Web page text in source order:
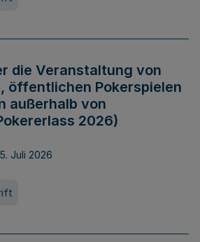
die Veranstaltung von
öffentlichen Pokerspielen
außerhalb von
2026)
Juli 2026